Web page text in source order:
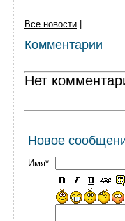
Все новости
Комментарии
Нет
Новое
Имя*: